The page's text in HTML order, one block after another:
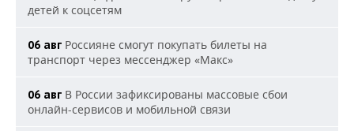
детей к соцсетям
06 авг Россияне смогут покупать билеты на
транспорт через мессенджер «Макс»
06 авг В России зафиксированы массовые сбои
онлайн-сервисов и мобильной связи